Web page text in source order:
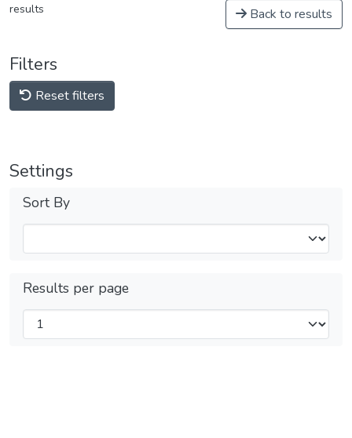
results Back to results
Filters
Reset filters
Settings
Sort By
Results per page